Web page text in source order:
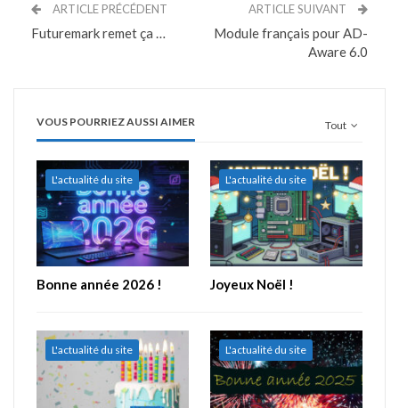
ARTICLE PRÉCÉDENT
Futuremark remet ça …
ARTICLE SUIVANT
Module français pour AD-
Aware 6.0
Tout
VOUS POURRIEZ AUSSI AIMER
L'actualité du site
Bonne année 2026 !
L'actualité du site
Joyeux Noël !
L'actualité du site L'actualité du site